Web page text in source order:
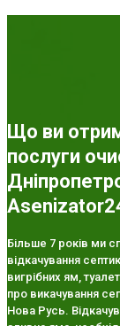
Що ви
послуги
Більше 7 років ми
відкачування
вигрібних ям,
про викачування
Нова Русь.